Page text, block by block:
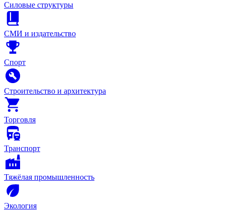
Силовые структуры
СМИ и издательство
Спорт
Строительство и архитектура
Торговля
Транспорт
Тяжёлая промышленность
Экология